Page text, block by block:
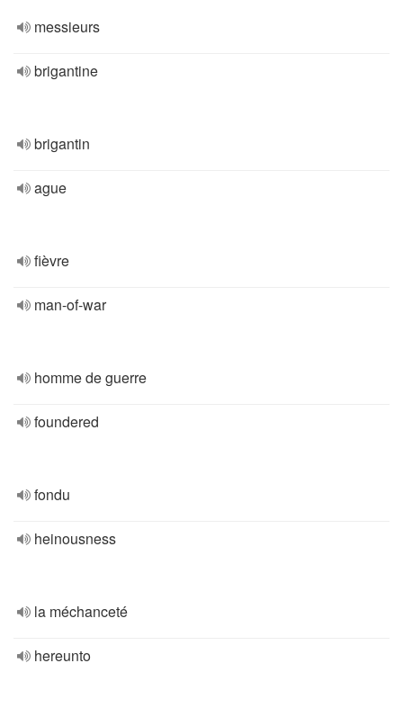
messieurs
brigantine
brigantin
ague
fièvre
man-of-war
homme de guerre
foundered
fondu
heinousness
la méchanceté
hereunto